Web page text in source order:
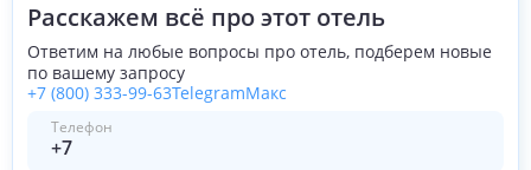
Расскажем всё про этот отель
Ответим на любые вопросы про отель, подберем новые
по вашему запросу
+7 (800) 333-99-63TelegramМакс
Телефон